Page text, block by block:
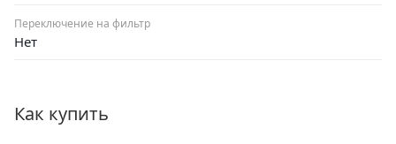
Переключение на фильтр
Нет
Как купить